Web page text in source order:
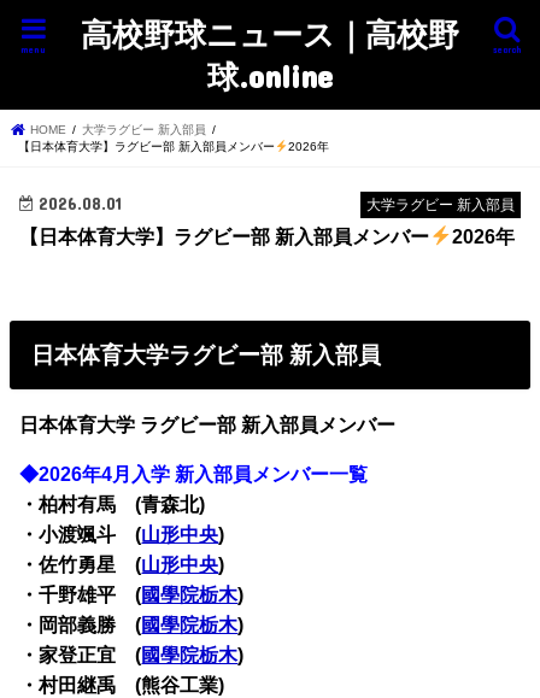
高校野球ニュース｜高校野
球.online
search
menu
HOME
大学ラグビー 新入部員
【日本体育大学】ラグビー部 新入部員メンバー
2026年
大学ラグビー 新入部員
2026.08.01
【日本体育大学】ラグビー部 新入部員メンバー 2026年
日本体育大学ラグビー部 新入部員
日本体育大学 ラグビー部 新入部員メンバー
◆2026年4月入学 新入部員メンバー一覧
・柏村有馬 (青森北)
・小渡颯斗 (山形中央)
・佐竹勇星 (山形中央)
・千野雄平 (國學院栃木)
・岡部義勝 (國學院栃木)
・家登正宜 (國學院栃木)
・村田継禹 (熊谷工業)